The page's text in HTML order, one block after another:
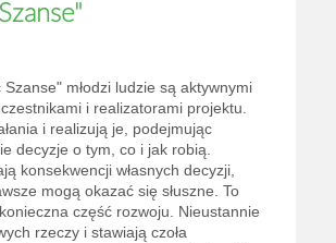
Szanse"
Szanse" młodzi ludzie są aktywnymi
i realizatorami projektu.
i realizują je, podejmując
decyzje o tym, co i jak robią.
konsekwencji własnych decyzji,
mogą okazać się słuszne. To
część rozwoju. Nieustannie
rzeczy i stawiają czoła